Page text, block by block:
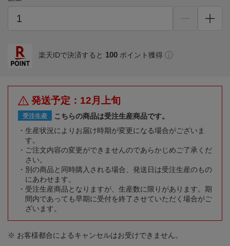
楽天IDで決済すると 100 ポイント獲得
発送予定：12月上旬
受注生産
こちらの商品は受注生産商品です。
生産状況によりお届け時期が変更になる場合がございま
す。
ご注文内容の変更ができませんのであらかじめご了承くだ
さい。
別の商品と同時購入される場合、発送日は受注生産のもの
にあわせます。
受注生産商品となりますが、生産数に限りがあります。期
間内であっても早期に受付を終了させていただく場合がご
ざいます。
※ お客様都合によるキャンセルはお受けできません。